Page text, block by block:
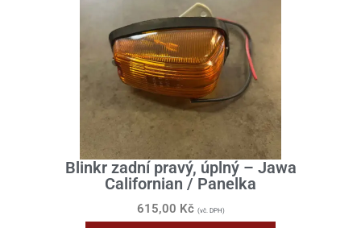
Blinkr zadní pravý, úplný – Jawa
Californian / Panelka
615,00 Kč (vč. DPH)